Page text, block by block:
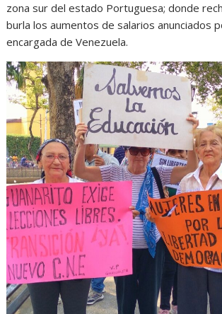
zona sur del estado Portuguesa; donde
burla los aumentos de salarios anunciados
encargada de Venezuela.